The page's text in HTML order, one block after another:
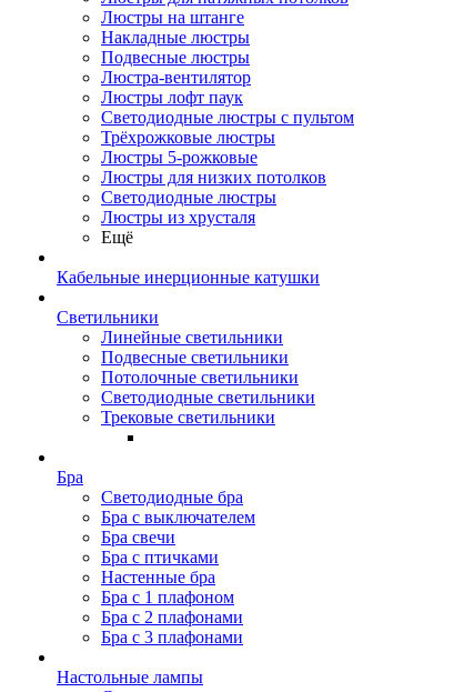
Люстры на штанге
Накладные люстры
Подвесные люстры
Люстра-вентилятор
Люстры лофт паук
Светодиодные люстры с пультом
Трёхрожковые люстры
Люстры 5-рожковые
Люстры для низких потолков
Cветодиодные люстры
Люстры из хрусталя
Ещё
Кабельные инерционные катушки
Светильники
Линейные светильники
Подвесные светильники
Потолочные светильники
Светодиодные светильники
Трековые светильники
Бра
Светодиодные бра
Бра с выключателем
Бра свечи
Бра с птичками
Настенные бра
Бра с 1 плафоном
Бра с 2 плафонами
Бра с 3 плафонами
Настольные лампы